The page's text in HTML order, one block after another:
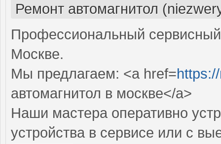
Ремонт автомагнитол
Профессиональный
Москве.
Мы предлагаем: <a href=
автомагнитол в москве</a>
Наши мастера оперативно
устройства в сервисе или с